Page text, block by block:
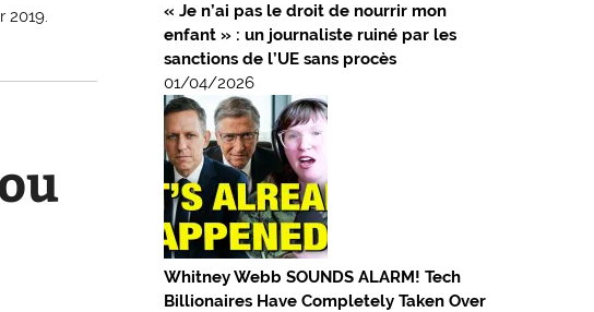
2019.
« Je n’ai pas le droit de nourrir mon
enfant » : un journaliste ruiné par les
sanctions de l’UE sans procès
01/04/2026
Whitney Webb SOUNDS ALARM! Tech
Billionaires Have Completely Taken Over